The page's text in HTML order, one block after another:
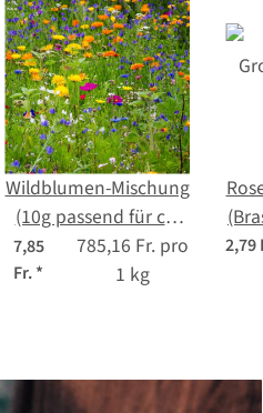
Wildblumen-Mischung
(10g passend für ca.
5m² Fläche) Bio
7,85
Fr.*
785,16 Fr. pro
1 kg
2,79